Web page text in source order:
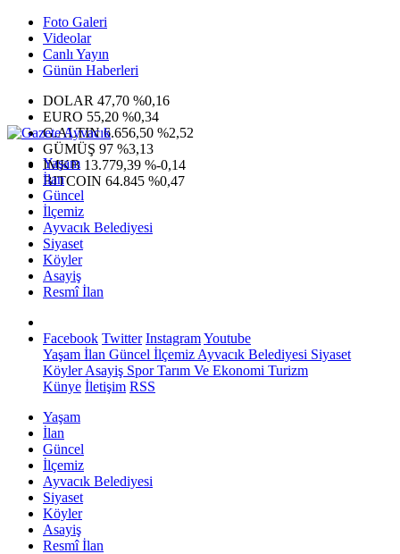
Foto Galeri
Videolar
Canlı Yayın
Günün Haberleri
DOLAR 47,70 %0,16
EURO 55,20 %0,34
G.ALTIN6.656,50 %2,52
GÜMÜŞ 97 %3,13
IMKB 13.779,39 %-0,14
BITCOIN 64.845 %0,47
Yaşam
İlan
Güncel
İlçemiz
Ayvacık Belediyesi
Siyaset
Köyler
Asayiş
Resmî İlan
Facebook Twitter InstagramYoutube
Yaşam İlan Güncel İlçemiz Ayvacık Belediyesi Siyaset
KöylerAsayiş SporTarım Ve Ekonomi Turizm
Künye İletişim RSS
Yaşam
İlan
Güncel
İlçemiz
Ayvacık Belediyesi
Siyaset
Köyler
Asayiş
Resmî İlan